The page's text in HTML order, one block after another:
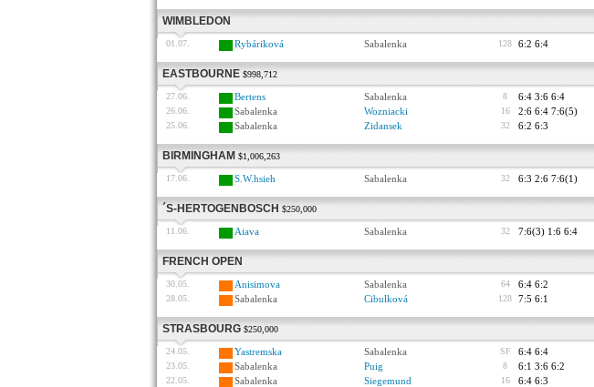
WIMBLEDON
01.07. Rybáriková Sabalenka 128 6:2 6:4
EASTBOURNE $998,712
27.06. Bertens Sabalenka 8 6:4 3:6 6:4
26.06. Sabalenka Wozniacki 16 2:6 6:4 7:6(5)
25.06. Sabalenka Zidansek 32 6:2 6:3
BIRMINGHAM $1,006,263
17.06. S.W.hsieh Sabalenka 32 6:3 2:6 7:6(1)
´S-HERTOGENBOSCH $250,000
11.06. Aiava Sabalenka 32 7:6(3) 1:6 6:4
FRENCH OPEN
30.05. Anisimova Sabalenka 64 6:4 6:2
28.05. Sabalenka Cibulková 128 7:5 6:1
STRASBOURG $250,000
24.05. Yastremska Sabalenka SF 6:4 6:4
23.05. Sabalenka Puig 8 6:1 3:6 6:2
22.05. Sabalenka Siegemund 16 6:4 6:3